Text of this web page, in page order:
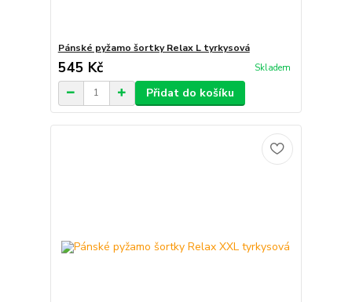
Pánské pyžamo šortky Relax L tyrkysová
545 Kč Skladem
Přidat do košíku